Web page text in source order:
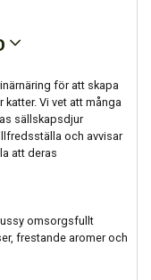
för att skapa
Vi vet att många
sällskapsdjur
och avvisar
att deras
omsorgsfullt
frestande aromer och